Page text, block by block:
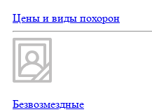
Цены и виды похорон
Безвозмездные